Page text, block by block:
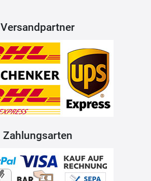
Versandpartner
Zahlungsarten